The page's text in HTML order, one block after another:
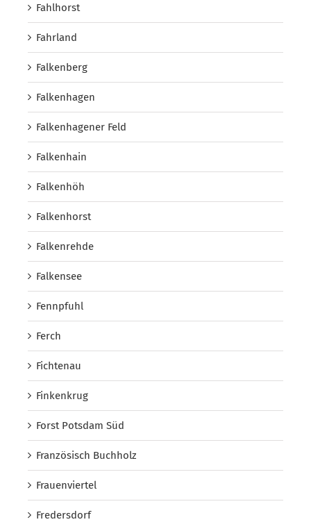
Fahlhorst
Fahrland
Falkenberg
Falkenhagen
Falkenhagener Feld
Falkenhain
Falkenhöh
Falkenhorst
Falkenrehde
Falkensee
Fennpfuhl
Ferch
Fichtenau
Finkenkrug
Forst Potsdam Süd
Französisch Buchholz
Frauenviertel
Fredersdorf